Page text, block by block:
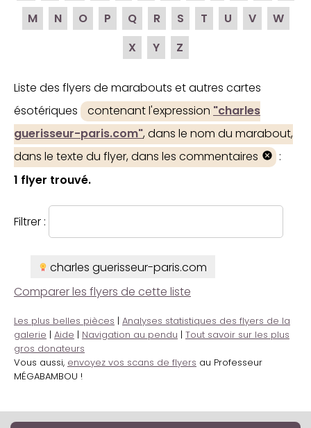
M
N O P Q R S T U V
W
X
Y Z
Liste des flyers de marabouts et autres cartes
ésotériques
contenant l'expression "charles
guerisseur-paris.com", dans le nom du marabout,
dans le texte du flyer, dans les commentaires
:
1 flyer trouvé.
Filtrer :
charles guerisseur-paris.com
Comparer les flyers de cette liste
Les plus belles pièces | Analyses statistiques des flyers de la
galerie | Aide | Navigation au pendu | Tout savoir sur les plus
gros donateurs
Vous aussi, envoyez vos scans de flyers au Professeur
MÉGABAMBOU !